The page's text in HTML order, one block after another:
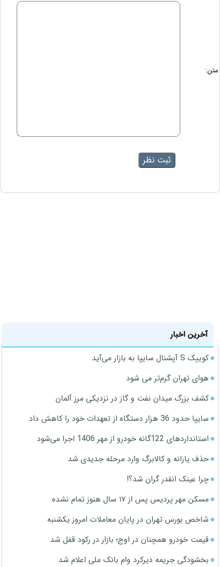
متن:
آخرین اخبار
کوییک S آپشنال سایپا به بازار می‌آید
هوای تهران گرم‌تر می شود
کشف بزرگ میدان نفت و گاز در نزدیکی مرز آلمان
سایپا حدود 36 هزار دستگاه از تعهدات خود را کاهش داد
استانداردهای 122گانه خودرو از مهر 1406 اجرا می‌شود
حذف یارانه و کالابرگ وارد مرحله جدیدی شد
چرا عینک انقدر گران شد؟!
مسکن مهر پردیس پس از ۱۷ سال هنوز تمام نشده
شاخص بورس تهران در پایان معاملات امروز یکشنبه
قیمت خودرو همچنان در اوج؛ بازار در رکود قفل شد
بخشودگی جریمه دیرکرد وام بانک ملی اعلام شد